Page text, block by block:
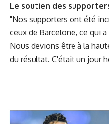
Le soutien des
"Nos supporters ont été
ceux de Barcelone, ce qui
Nous devions être à la
du résultat. C'était un jour